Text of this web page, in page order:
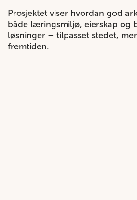
Prosjektet viser hvordan god
både læringsmiljø, eierskap og
løsninger – tilpasset stedet,
fremtiden.